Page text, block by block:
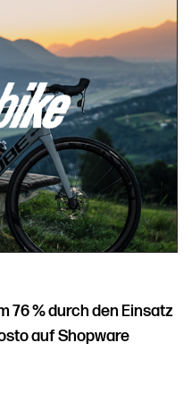
76 % durch den Einsatz
auf Shopware